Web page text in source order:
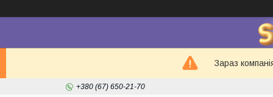
Зараз
+380 (67) 650-21-70